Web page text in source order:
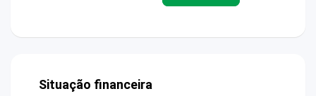
Situação financeira